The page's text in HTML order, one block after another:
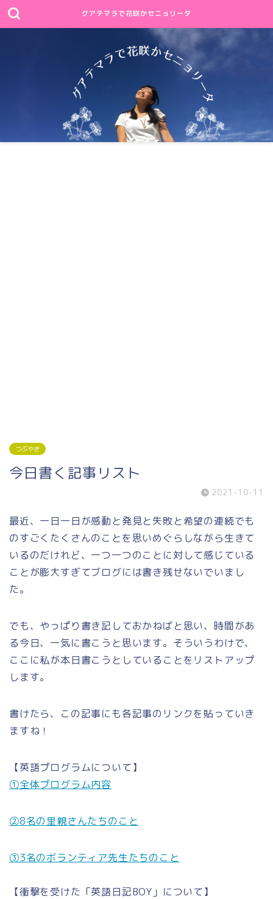
グアテマラで花咲かセニョリータ
つぶやき
今日書く記事リスト
2021-10-11
最近、一日一日が感動と発見と失敗と希望の連続でも
のすごくたくさんのことを思いめぐらしながら生きて
いるのだけれど、一つ一つのことに対して感じている
ことが膨大すぎてブログには書き残せないでいまし
た。
でも、やっぱり書き記しておかねばと思い、時間があ
る今日、一気に書こうと思います。そういうわけで、
ここに私が本日書こうとしていることをリストアップ
します。
書けたら、この記事にも各記事のリンクを貼っていき
ますね！
【英語プログラムについて】
①全体プログラム内容
②8名の里親さんたちのこと
③3名のボランティア先生たちのこと
【衝撃を受けた「英語日記BOY」について】